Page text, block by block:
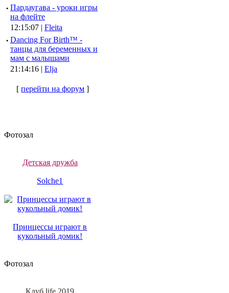
· Пардаугава - уроки игры
на флейте
12:15:07 | Fleita
· Dancing For Birth™ -
танцы для беременных и
мам с малышами
21:14:16 | Elja
[перейти на форум ]
Фотозал
Детская дружба
Solche1
Принцессы играют в
кукольный домик!
Фотозал
Клуб life 2019